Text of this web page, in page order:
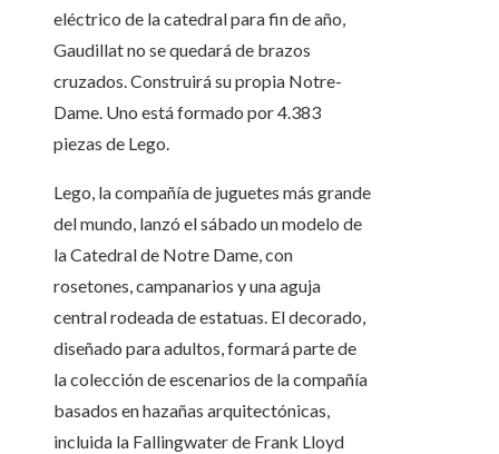
eléctrico de la catedral para fin de año,
Gaudillat no se quedará de brazos
cruzados. Construirá su propia Notre-
Dame. Uno está formado por 4.383
piezas de Lego.
Lego, la compañía de juguetes más grande
del mundo, lanzó el sábado un modelo de
la Catedral de Notre Dame, con
rosetones, campanarios y una aguja
central rodeada de estatuas. El decorado,
diseñado para adultos, formará parte de
la colección de escenarios de la compañía
basados ​​en hazañas arquitectónicas,
incluida la Fallingwater de Frank Lloyd